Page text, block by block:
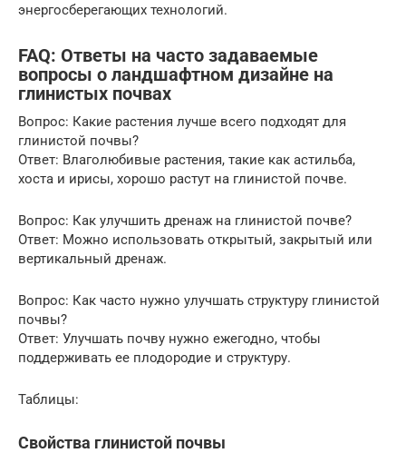
энергосберегающих технологий.
FAQ: Ответы на часто задаваемые
вопросы о ландшафтном дизайне на
глинистых почвах
Вопрос: Какие растения лучше всего подходят для
глинистой почвы?
Ответ: Влаголюбивые растения, такие как астильба,
хоста и ирисы, хорошо растут на глинистой почве.
Вопрос: Как улучшить дренаж на глинистой почве?
Ответ: Можно использовать открытый, закрытый или
вертикальный дренаж.
Вопрос: Как часто нужно улучшать структуру глинистой
почвы?
Ответ: Улучшать почву нужно ежегодно, чтобы
поддерживать ее плодородие и структуру.
Таблицы:
Свойства глинистой почвы